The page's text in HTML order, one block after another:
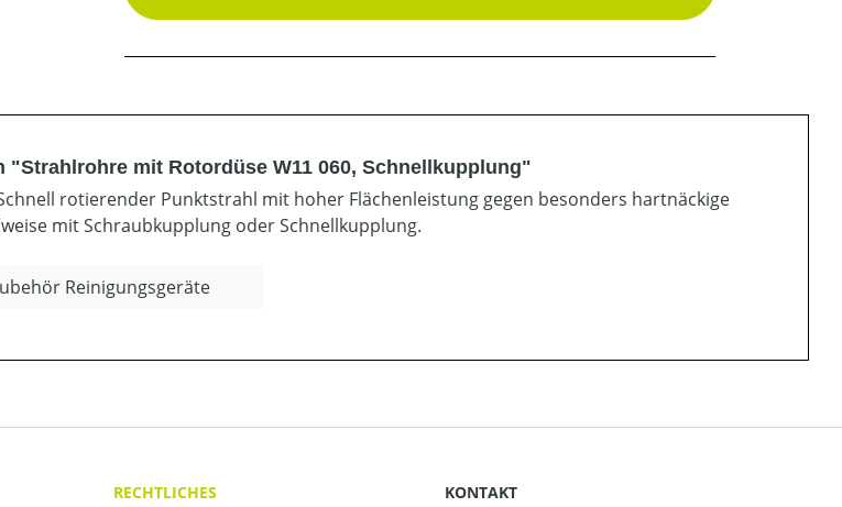
"Strahlrohre mit Rotordüse W11 060, Schnellkupplung"
rotierender Punktstrahl mit hoher Flächenleistung gegen besonders hartnäckige
mit Schraubkupplung oder Schnellkupplung.
Reinigungsgeräte
RECHTLICHES
KONTAKT